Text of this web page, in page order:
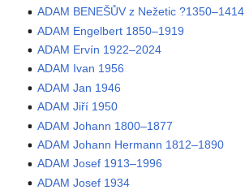
ADAM BENEŠŮV z Nežetic ?1350–1414
ADAM Engelbert 1850–1919
ADAM Ervín 1922–2024
ADAM Ivan 1956
ADAM Jan 1946
ADAM Jiří 1950
ADAM Johann 1800–1877
ADAM Johann Hermann 1812–1890
ADAM Josef 1913–1996
ADAM Josef 1934